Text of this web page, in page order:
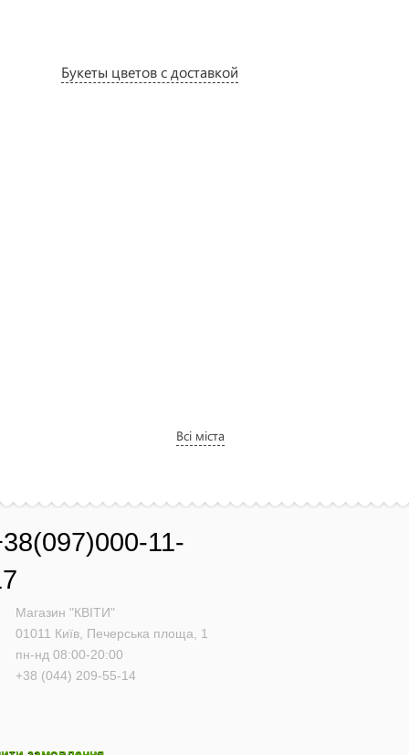
Букеты цветов с доставкой
Всі міста
11-
Магазин "КВІТИ"
01011 Київ, Печерська площа, 1
пн-нд 08:00-20:00
+38 (044) 209-55-14